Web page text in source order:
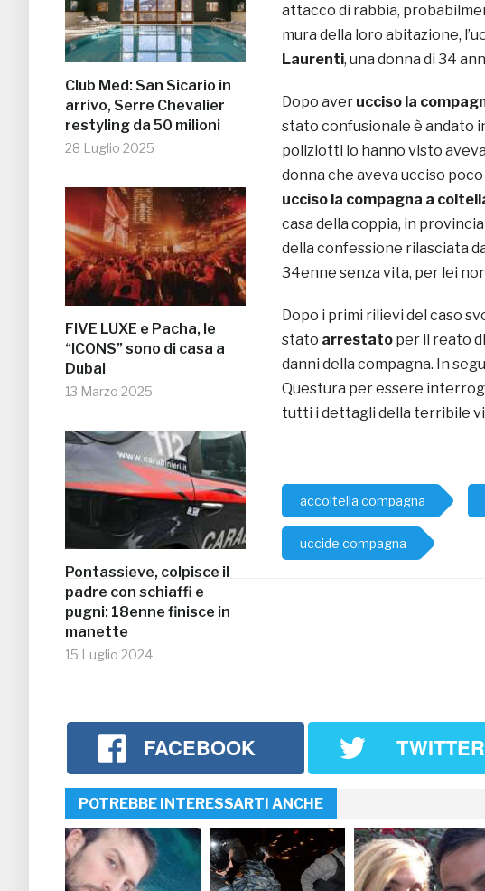
Club Med: San Sicario in
arrivo, Serre Chevalier
restyling da 50 milioni
28 Luglio 2025
FIVE LUXE e Pacha, le
“ICONS” sono di casa a
Dubai
13 Marzo 2025
Pontassieve, colpisce il
padre con schiaffi e
pugni: 18enne finisce in
manette
15 Luglio 2024
attacco di rabbia,
mura della loro abitazione,
Laurenti, una donna di 34
Dopo aver ucciso la
stato confusionale è andato
poliziotti lo hanno visto
donna che aveva ucciso
ucciso la compagna a
casa della coppia, in
della confessione rilasciata
34enne senza vita, per lei
Dopo i primi rilievi del caso
stato arrestato per il reato di
danni della compagna. In
Questura per essere
tutti i dettagli della terribile
accoltella compagna
uccide compagna
FACEBOOK TWITTER
POTREBBE INTERESSARTI ANCHE